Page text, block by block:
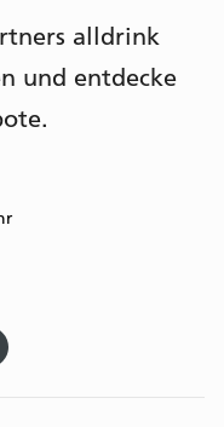
alldrink
und entdecke